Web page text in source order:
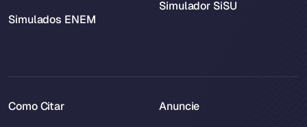
Simulados ENEM
Simulador SiSU
Como Citar Anuncie